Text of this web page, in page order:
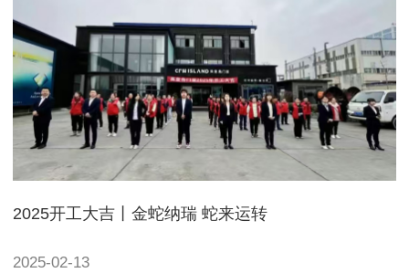
2025开工大吉丨金蛇纳瑞 蛇来运转
2025-02-13